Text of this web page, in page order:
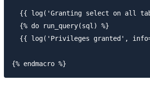
{{ log('Granting select on all
  {% do run_query(sql) %}
{{ log('Privileges granted',